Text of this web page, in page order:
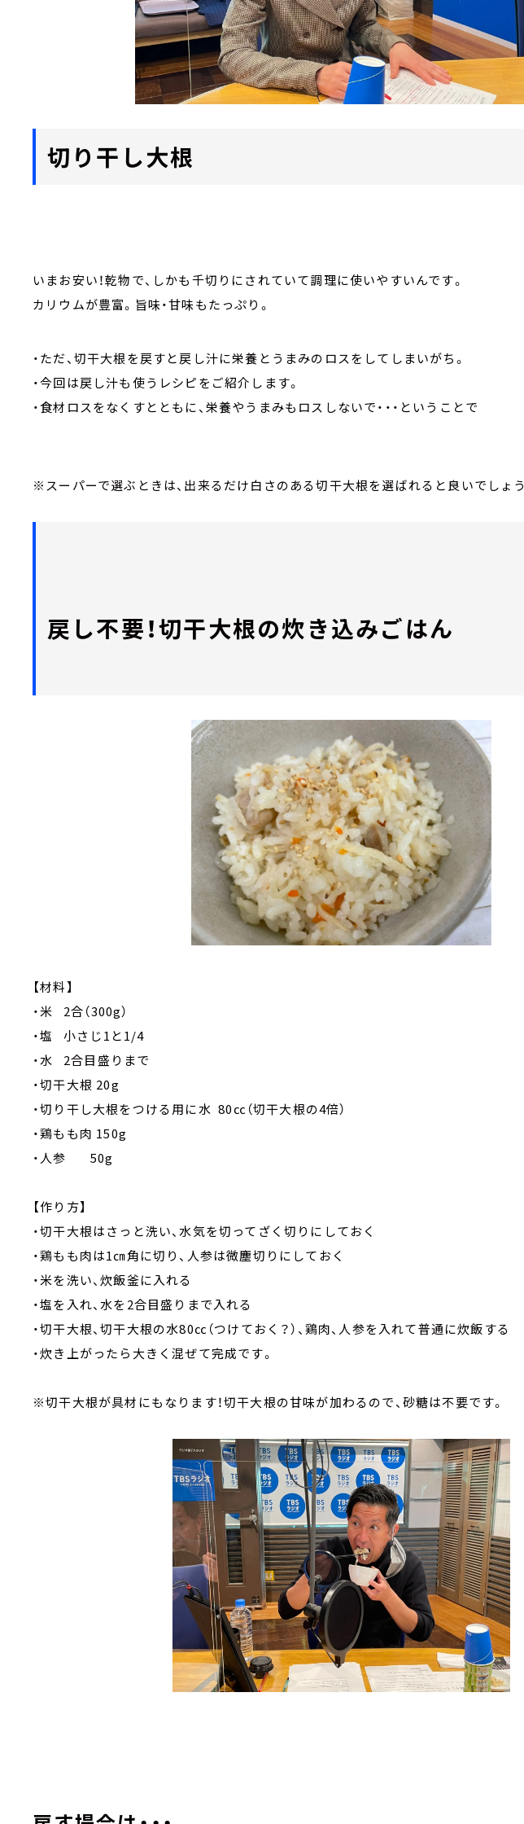
切り干し大根
いまお安い！乾物で、しかも千切りにされていて調理に使いやすいんです。
カリウムが豊富。旨味・甘味もたっぷり。
・ただ、切干大根を戻すと戻し汁に栄養とうまみのロスをしてしまいがち。
・今回は戻し汁も使うレシピをご紹介します。
・食材ロスをなくすとともに、栄養やうまみもロスしないで・・・ということで
※スーパーで選ぶときは、出来るだけ白さのある切干大根を選ばれると良いでしょう
戻し不要！切干大根の炊き込みごはん
【材料】
・米 2合（300g）
・塩 小さじ1と1/4
・水 2合目盛りまで
・切干大根 20g
・切り干し大根をつける用に水 80㏄（切干大根の4倍）
・鶏もも肉 150g
・人参 50g
【作り方】
・切干大根はさっと洗い、水気を切ってざく切りにしておく
・鶏もも肉は1㎝角に切り、人参は微塵切りにしておく
・米を洗い、炊飯釜に入れる
・塩を入れ、水を2合目盛りまで入れる
・切干大根、切干大根の水80㏄（つけておく？）、鶏肉、人参を入れて普通に炊飯する
・炊き上がったら大きく混ぜて完成です。
※切干大根が具材にもなります！切干大根の甘味が加わるので、砂糖は不要です。